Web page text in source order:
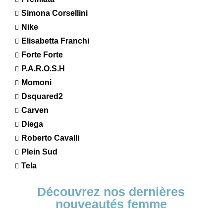
Simona Corsellini
Nike
Elisabetta Franchi
Forte Forte
P.A.R.O.S.H
Momoni
Dsquared2
Carven
Diega
Roberto Cavalli
Plein Sud
Tela
Découvrez nos dernières
nouveautés femme